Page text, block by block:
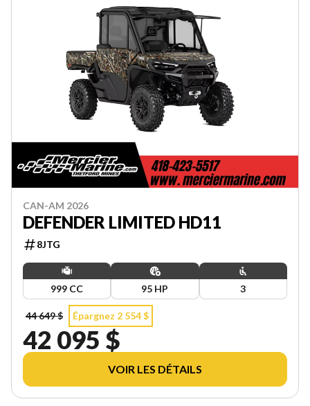
CAN-AM 2026
DEFENDER LIMITED HD11
8JTG
999 CC 95 HP 3
44 649 $ Épargnez 2 554 $
42 095 $
VOIR LES DÉTAILS